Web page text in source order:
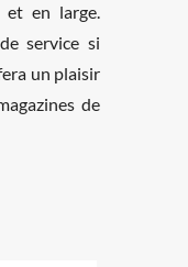
et en large.
de service si
un plaisir
de